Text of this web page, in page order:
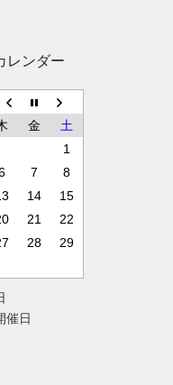
レンダー
金
土
1
7
8
14
15
21
22
28
29
催日